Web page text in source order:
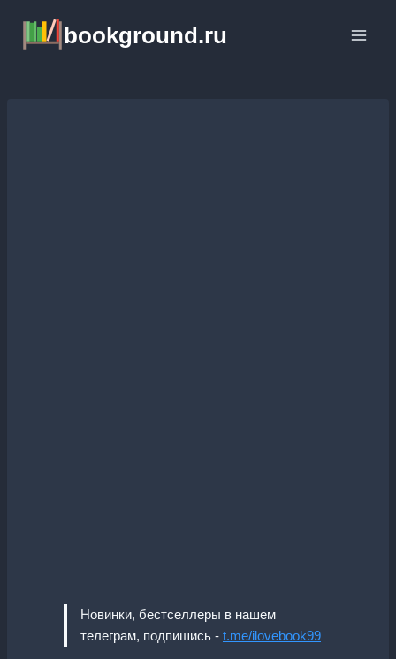
содержимому
bookground.ru
Новинки, бестселлеры в нашем
телеграм, подпишись - t.me/ilovebook99